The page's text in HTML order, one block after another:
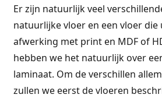
Er zijn natuurlijk veel
natuurlijke vloer en een vloer
afwerking met print en MDF of
hebben we het natuurlijk over
laminaat. Om de verschillen
zullen we eerst de vloeren